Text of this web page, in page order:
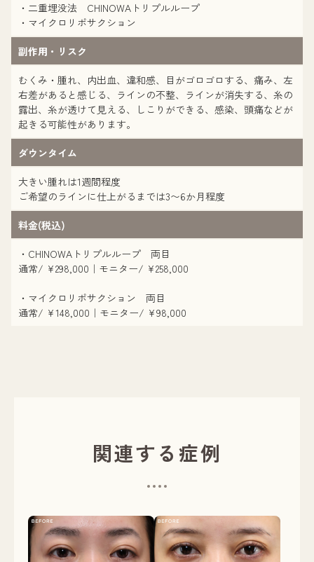
・二重埋没法 CHINOWAトリプルループ
・マイクロリポサクション
副作用・リスク
むくみ・腫れ、内出血、違和感、目がゴロゴロする、痛み、左
右差があると感じる、ラインの不整、ラインが消失する、糸の
露出、糸が透けて見える、しこりができる、感染、頭痛などが
起きる可能性があります。
ダウンタイム
大きい腫れは1週間程度
ご希望のラインに仕上がるまでは3〜6か月程度
料金(税込)
・CHINOWAトリプルループ 両目
通常/ ¥298,000｜モニター/ ¥258,000
・マイクロリポサクション 両目
通常/ ¥148,000｜モニター/ ¥98,000
関連する症例